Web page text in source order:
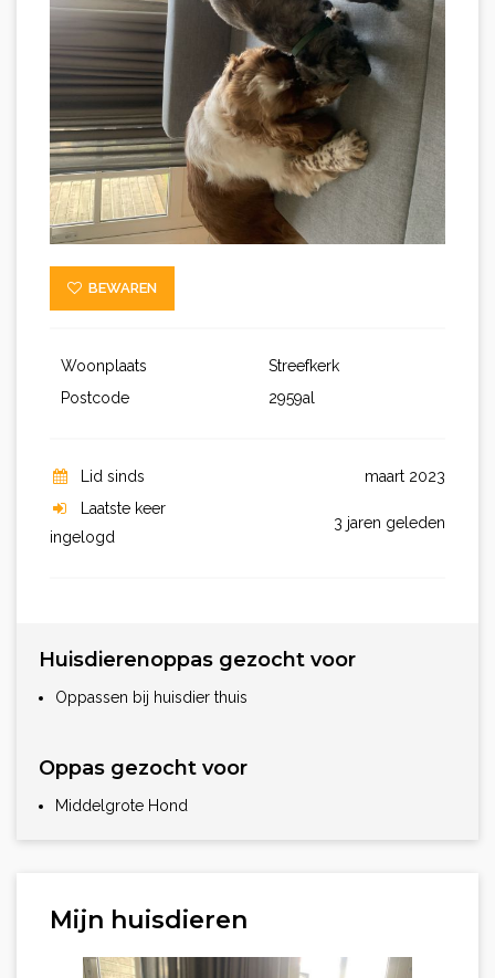
BEWAREN
Woonplaats
Streefkerk
Postcode
2959al
Lid sinds
maart 2023
Laatste keer
ingelogd
3 jaren geleden
Huisdierenoppas gezocht voor
Oppassen bij huisdier thuis
Oppas gezocht voor
Middelgrote Hond
Mijn huisdieren